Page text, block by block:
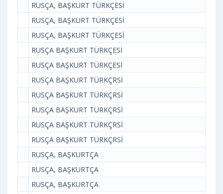
RUSÇA, BAŞKURT TÜRKÇESİ
RUSÇA, BAŞKURT TÜRKÇESİ
RUSÇA, BAŞKURT TÜRKÇESİ
RUSÇA BAŞKURT TÜRKÇESİ
RUSÇA BAŞKURT TÜRKÇESİ
RUSÇA BAŞKURT TÜRKÇRSİ
RUSÇA BAŞKURT TÜRKÇRSİ
RUSÇA BAŞKURT TÜRKÇRSİ
RUSÇA BAŞKURT TÜRKÇRSİ
RUSÇA BAŞKURT TÜRKÇRSİ
RUSÇA, BAŞKURTÇA
RUSÇA, BAŞKURTÇA
RUSÇA, BAŞKURTÇA